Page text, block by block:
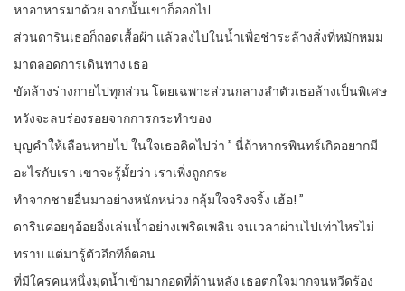
หาอาหารมาด้วย จากนั้นเขาก็ออกไป
ส่วนดารินเธอก็ถอดเสื้อผ้า แล้วลงไปในน้ำเพื่อชำระล้างสิ่งที่หมักหมม
มาตลอดการเดินทาง เธอ
ขัดล้างร่างกายไปทุกส่วน โดยเฉพาะส่วนกลางลำตัวเธอล้างเป็นพิเศษ
หวังจะลบร่องรอยจากการกระทำของ
บุญคำให้เลือนหายไป ในใจเธอคิดไปว่า ” นี่ถ้าหากรพินทร์เกิดอยากมี
อะไรกับเรา เขาจะรู้มั้ยว่า เราเพิ่งถูกกระ
ทำจากชายอื่นมาอย่างหนักหน่วง กลุ้มใจจริงจริ้ง เฮ้อ! ”
ดารินค่อยๆอ้อยอิ่งเล่นน้ำอย่างเพริดเพลิน จนเวลาผ่านไปเท่าไหรไม่
ทราบ แต่มารู้ตัวอีกทีก็ตอน
ที่มีใครคนหนึ่งมุดน้ำเข้ามากอดที่ด้านหลัง เธอตกใจมากจนหวีดร้อง